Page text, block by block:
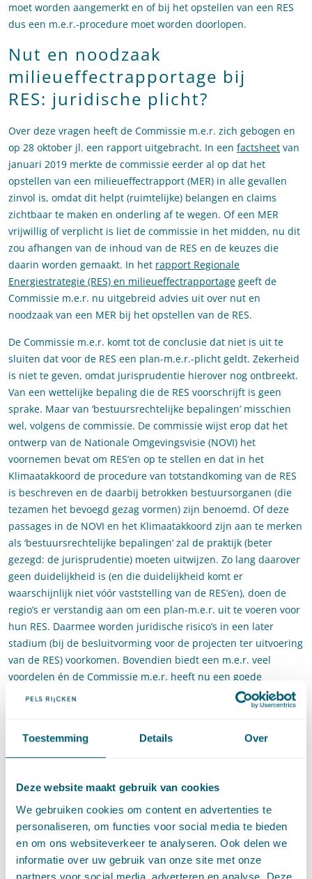
Toestemming Details Over
Deze website maakt gebruik van cookies
We gebruiken cookies om content en advertenties te
personaliseren, om functies voor social media te bieden
en om ons websiteverkeer te analyseren. Ook delen we
informatie over uw gebruik van onze site met onze
partners voor social media, adverteren en analyse. Deze
moet worden aangemerkt en of bij het opstellen van een RES
dus een m.e.r.-procedure moet worden doorlopen.
Nut en noodzaak
milieueffectrapportage bij
RES: juridische plicht?
Over deze vragen heeft de Commissie m.e.r. zich gebogen en
op 28 oktober jl. een rapport uitgebracht. In een factsheet van
januari 2019 merkte de commissie eerder al op dat het
opstellen van een milieueffectrapport (MER) in alle gevallen
zinvol is, omdat dit helpt (ruimtelijke) belangen en claims
zichtbaar te maken en onderling af te wegen. Of een MER
vrijwillig of verplicht is liet de commissie in het midden, nu dit
zou afhangen van de inhoud van de RES en de keuzes die
daarin worden gemaakt. In het rapport Regionale
Energiestrategie (RES) en milieueffectrapportage geeft de
Commissie m.e.r. nu uitgebreid advies uit over nut en
noodzaak van een MER bij het opstellen van de RES.
De Commissie m.e.r. komt tot de conclusie dat niet is uit te
sluiten dat voor de RES een plan-m.e.r.-plicht geldt. Zekerheid
is niet te geven, omdat jurisprudentie hierover nog ontbreekt.
Van een wettelijke bepaling die de RES voorschrijft is geen
sprake. Maar van ‘bestuursrechtelijke bepalingen’ misschien
wel, volgens de commissie. De commissie wijst erop dat het
ontwerp van de Nationale Omgevingsvisie (NOVI) het
voornemen bevat om RES’en op te stellen en dat in het
Klimaatakkoord de procedure van totstandkoming van de RES
is beschreven en de daarbij betrokken bestuursorganen (die
tezamen het bevoegd gezag vormen) zijn benoemd. Of deze
passages in de NOVI en het Klimaatakkoord zijn aan te merken
als ‘bestuursrechtelijke bepalingen’ zal de praktijk (beter
gezegd: de jurisprudentie) moeten uitwijzen. Zo lang daarover
geen duidelijkheid is (en die duidelijkheid komt er
waarschijnlijk niet vóór vaststelling van de RES’en), doen de
regio’s er verstandig aan om een plan-m.e.r. uit te voeren voor
hun RES. Daarmee worden juridische risico’s in een later
stadium (bij de besluitvorming voor de projecten ter uitvoering
van de RES) voorkomen. Bovendien biedt een m.e.r. veel
voordelen én de Commissie m.e.r. heeft nu een goede
handleiding gegeven hoe de m.e.r. in te passen in het RES-
Voordelen bij
milieueffectrapportage in RES-
proces
Een belangrijk voordeel van het opstellen van een MER bij de
RES ligt in de snellere uitvoering van energieprojecten. Als de
besluitvorming over de RES met behulp van een MER optimaal
onderbouwd is, kan – nog voor de vaststelling of aanpassing